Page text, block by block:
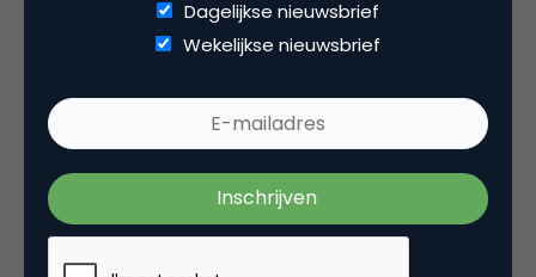
Gerelateerde artikelen
Rebel with or without a cause?
Wake-upcall voor ontwerpers
en merkeigenaren
Dagelijkse nieuwsbrief
Wekelijkse nieuwsbrief